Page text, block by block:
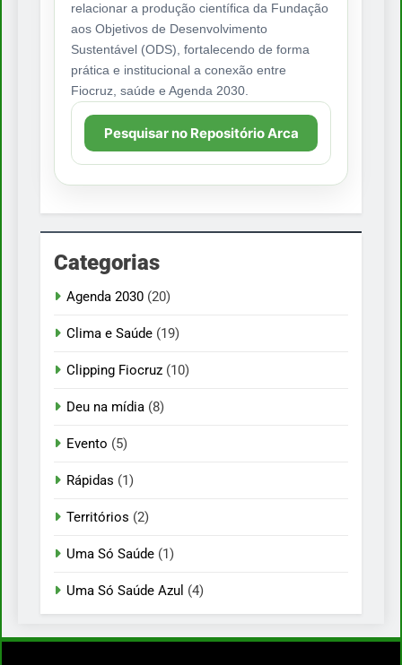
relacionar a produção científica da Fundação
aos Objetivos de Desenvolvimento
Sustentável (ODS), fortalecendo de forma
prática e institucional a conexão entre
Fiocruz, saúde e Agenda 2030.
Pesquisar no Repositório Arca
Categorias
Agenda 2030 (20)
Clima e Saúde (19)
Clipping Fiocruz (10)
Deu na mídia (8)
Evento (5)
Rápidas (1)
Territórios (2)
Uma Só Saúde (1)
Uma Só Saúde Azul (4)